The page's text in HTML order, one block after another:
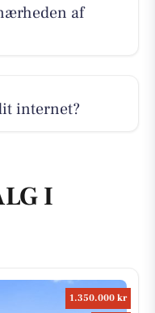
af
internet?
I
1.350.000 kr